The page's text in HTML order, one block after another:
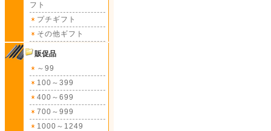
フト
プチギフト
その他ギフト
販促品
～99
100～399
400～699
700～999
1000～1249